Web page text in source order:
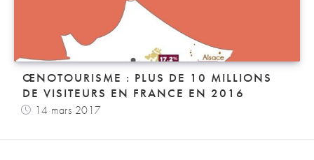
ŒNOTOURISME : PLUS DE 10 MILLIONS
DE VISITEURS EN FRANCE EN 2016
14 mars 2017